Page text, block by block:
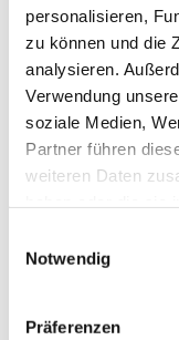
personalisieren,
zu können und die
analysieren.
Verwendung
soziale Medien,
Partner führen
weiteren Daten
Notwendig
Präferenzen
Jahreslosung
Mit der
den werde ich
wünschen wir
und gesundes